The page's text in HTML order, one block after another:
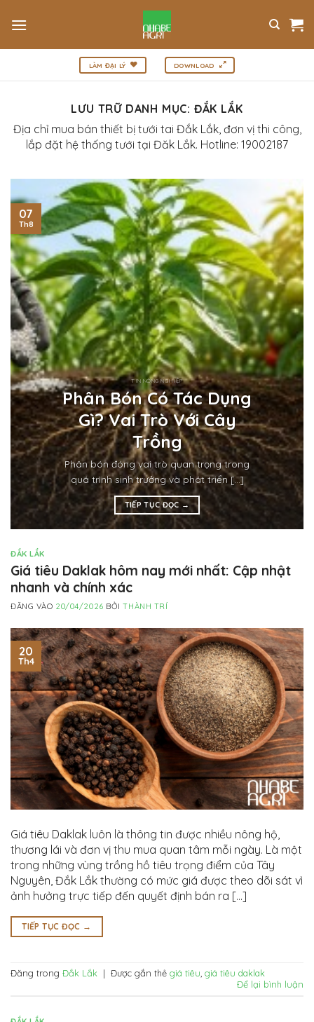
qua
nội
dung
LÀM ĐẠI LÝ DOWNLOAD
LƯU TRỮ DANH MỤC: ĐẮK LẮK
Địa chỉ mua bán thiết bị tưới tai Đắk Lắk, đơn vị thi công,
lắp đặt hệ thống tưới tại Đăk Lắk. Hotline: 19002187
TIN NÔNG NGHIỆP
Phân Bón Có Tác Dụng
Gì? Vai Trò Với Cây
Trồng
Phân bón đóng vai trò quan trọng trong
quá trình sinh trưởng và phát triển [...]
TIẾP TỤC ĐỌC →
07
Th8
ĐẮK LẮK
Giá tiêu Daklak hôm nay mới nhất: Cập nhật
nhanh và chính xác
ĐĂNG VÀO 20/04/2026 BỞITHÀNH TRÍ
20
Th4
Giá tiêu Daklak luôn là thông tin được nhiều nông hộ,
thương lái và đơn vị thu mua quan tâm mỗi ngày. Là một
trong những vùng trồng hồ tiêu trọng điểm của Tây
Nguyên, Đắk Lắk thường có mức giá được theo dõi sát vì
ảnh hưởng trực tiếp đến quyết định bán ra […]
TIẾP TỤC ĐỌC →
Đăng trong Đắk Lắk | Được gắn thẻ giá tiêu, giá tiêu daklak
Để lại bình luận